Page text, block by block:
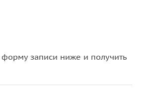
записи ниже и получить